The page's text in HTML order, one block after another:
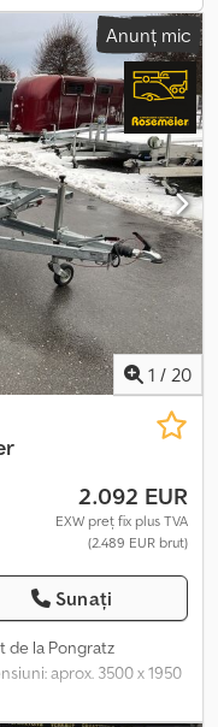
Ochiuri suplimentare
Troliu (nu apare în
și galvanizat Suport
cu 13 pini Aparatoare
duty Prima
La cerere, cu
disponibile
roți inclusiv certificat
de rezervă cu suport
o fixare simplă și
Sistem de siguranță
rutieră
Anunț mic
1 / 20
2.092 EUR
EXW preț fix plus TVA
(2.489 EUR brut)
Sunați
de la Pongratz
aprox. 3500 x 1950
Greutate proprie: aprox.